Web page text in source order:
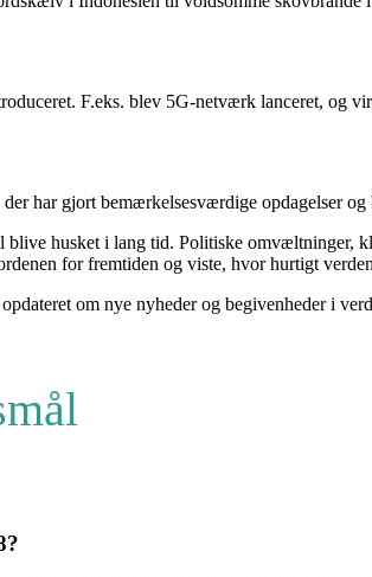
F.eks. blev 5G-netværk lanceret, og
har gjort bemærkelsesværdige opdagelser
husket i lang tid. Politiske
for fremtiden og viste, hvor hurtigt
om nye nyheder og begivenheder i